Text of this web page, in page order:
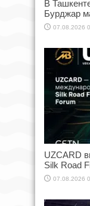
В
Бурджар
07.08.2026
UZCARD
Silk Road
07.08.2026